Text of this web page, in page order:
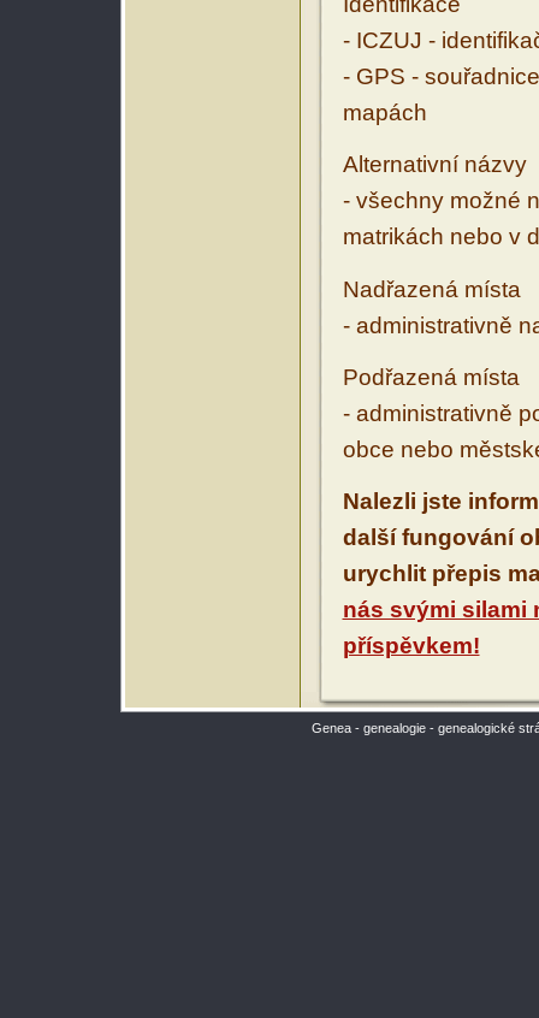
- ICZUJ -
- GPS -
mapách
Alternativní názvy
- všechny možné
matrikách nebo v
Nadřazená místa
- administrativně
Podřazená místa
- administrativně
obce nebo
Nalezli jste
další fungování
urychlit přepis
nás svými silami
příspěvkem!
Genea - genealogie - genealogické